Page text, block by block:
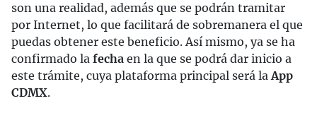
son una realidad, además que se podrán tramitar
por Internet, lo que facilitará de sobremanera el que
puedas obtener este beneficio. Así mismo, ya se ha
confirmado la fecha en la que se podrá dar inicio a
este trámite, cuya plataforma principal será laApp
CDMX.